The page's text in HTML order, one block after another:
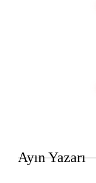
Ayın Yazarı